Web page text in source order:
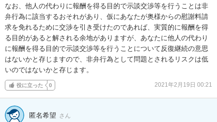
なお、他人の代わりに報酬を得る目的で示談交渉等を行うことは非
弁行為に該当するおそれがあり、仮にあなたが奥様からの慰謝料請
求を免れるために交渉を引き受けたのであれば、実質的に報酬を得
る目的があると解される余地がありますが、あなたに他人の代わり
に報酬を得る目的で示談交渉等を行うことについて反復継続の意思
はないかと存じますので、非弁行為として問題とされるリスクは低
いのではないかと存じます。
役に立った 0 2021年2月19日 00:21
匿名希望 さん